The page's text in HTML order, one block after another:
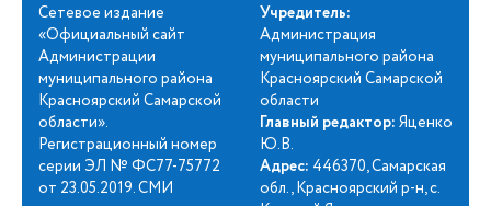
Сетевое издание
«Официальный сайт
Администрации
муниципального района
Красноярский Самарской
области».
Регистрационный номер
серии ЭЛ № ФС77-75772
от 23.05.2019. СМИ
Учредитель:
Администрация
муниципального района
Красноярский Самарской
области
Главный редактор: Яценко
Ю.В.
Адрес: 446370, Самарская
обл., Красноярский р-н, с.